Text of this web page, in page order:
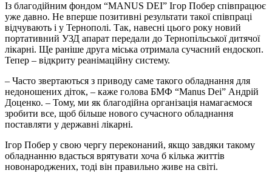
Із благодійним фондом “MANUS DEI” Ігор Побер співпрацює
уже давно. Не вперше позитивні результати такої співпраці
відчувають і у Тернополі. Так, навесні цього року новий
портативний УЗД апарат передали до Тернопільської дитячої
лікарні. Ще раніше друга міська отримала сучасний ендоскоп.
Тепер – відкриту реанімаційну систему.
– Часто звертаються з приводу саме такого обладнання для
недоношених діток, – каже голова БМФ “Manus Dei” Андрій
Доценко. – Тому, ми як благодійна організація намагаємося
зробити все, щоб більше нового сучасного обладнання
поставляти у державні лікарні.
Ігор Побер у свою чергу переконаний, якщо завдяки такому
обладнанню вдасться врятувати хоча б кілька життів
новонароджених, тоді він правильно живе на світі.